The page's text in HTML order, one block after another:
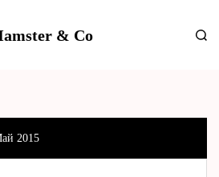
& Co
2015